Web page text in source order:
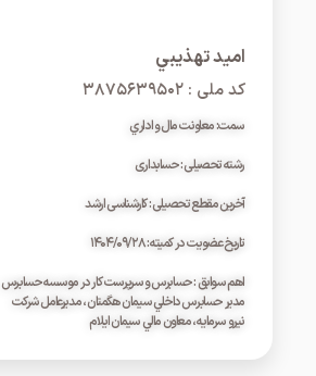
اميد تهذيبي
کد ملی : ۳۸۷۵۶۳۹۵۰۲
سمت: معاونت مال و اداري
رشته تحصیلی : حسابداری
آخرین مقطع تحصیلی : کارشناسی ارشد
تاریخ عضویت در کمیته : ۱۴۰۴/۰۹/۲۸
اهم سوابق : حسابرس و سرپرست کار در موسسه حسابرس
مدير حسابرس داخلي سيمان هگمتان ، مديرعامل شرکت
نيرو سرمايه ، معاون مالي سيمان ايلام